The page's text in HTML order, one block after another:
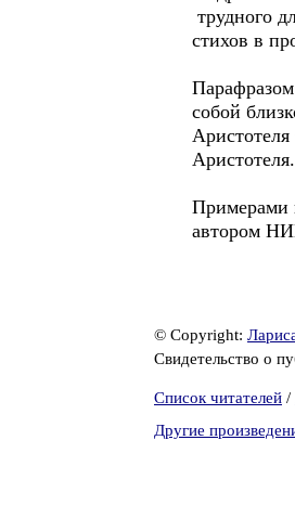
трудного
стихов в
собой
Аристотеля.
Примерами
автором
© Copyright:
Свидетельство о
Список читателей /
Другие